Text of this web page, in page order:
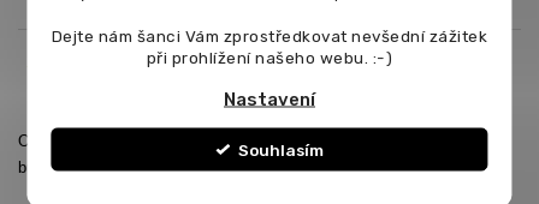
Dejte nám šanci Vám zprostředkovat nevšední zážitek
při prohlížení našeho webu. :-)
Nastavení
Souhlasím
Operační systém bude v PC předinstalován včetně ovladačů - počítač
bude kompletně připraven k použití.